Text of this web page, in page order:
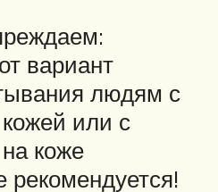
вариант
людям с
или с
коже
рекомендуется!